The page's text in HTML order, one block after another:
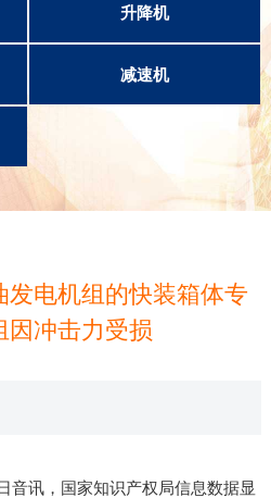
升降机
减速机
发电机组的快装箱体专
因冲击力受损
讯，国家知识产权局信息数据显